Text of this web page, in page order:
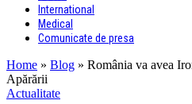
International
Medical
Comunicate de presa
Home » Blog » România va avea
Apărării
Actualitate